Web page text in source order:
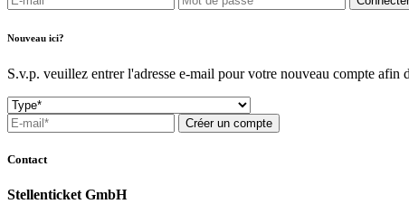
Nouveau ici?
S.v.p. veuillez entrer l'adresse e-mail pour votre nouveau compte afin
Créer un compte
Contact
Stellenticket GmbH